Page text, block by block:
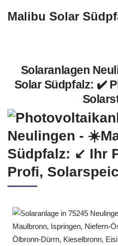
Malibu Solar
Solaranlagen
Solar Südpfalz: ✔️